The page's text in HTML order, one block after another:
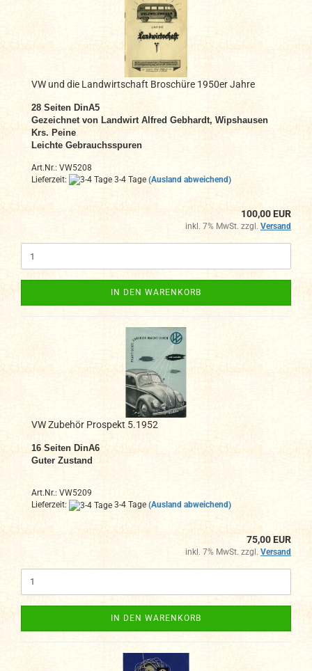
VW und die Landwirtschaft Broschüre 1950er Jahre
28 Seiten DinA5
Gezeichnet von Landwirt Alfred Gebhardt, Wipshausen
Krs. Peine
Leichte Gebrauchsspuren
Art.Nr.: VW5208
Lieferzeit:
3-4 Tage (Ausland abweichend)
100,00 EUR
inkl. 7% MwSt. zzgl. Versand
IN DEN WARENKORB
VW Zubehör Prospekt 5.1952
16 Seiten DinA6
Guter Zustand
Art.Nr.: VW5209
Lieferzeit:
3-4 Tage (Ausland abweichend)
75,00 EUR
inkl. 7% MwSt. zzgl. Versand
IN DEN WARENKORB